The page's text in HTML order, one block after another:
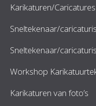
Karikaturen/Caricatures
Sneltekenaar/
Sneltekenaar/
Workshop
Karikaturen van foto’s